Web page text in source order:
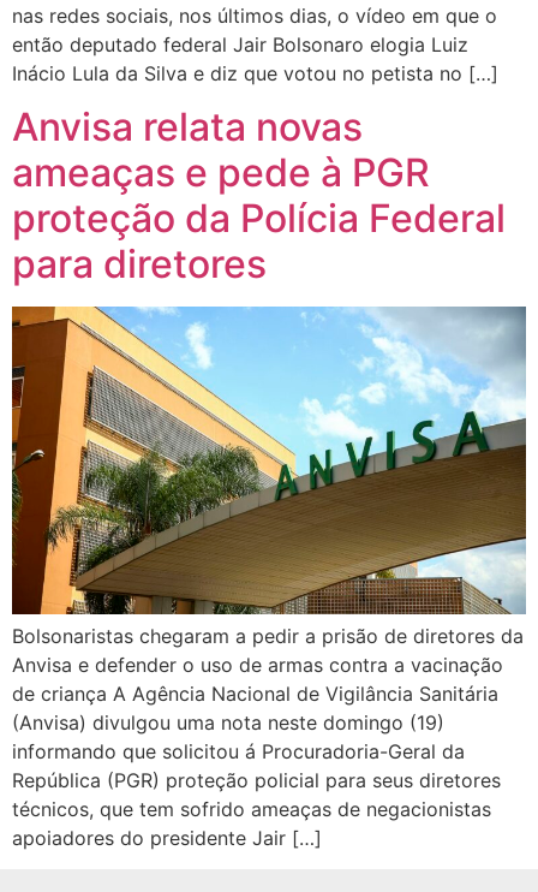
nas redes sociais, nos últimos dias, o vídeo em que o
então deputado federal Jair Bolsonaro elogia Luiz
Inácio Lula da Silva e diz que votou no petista no […]
Anvisa relata novas
ameaças e pede à PGR
proteção da Polícia Federal
para diretores
Bolsonaristas chegaram a pedir a prisão de diretores da
Anvisa e defender o uso de armas contra a vacinação
de criança A Agência Nacional de Vigilância Sanitária
(Anvisa) divulgou uma nota neste domingo (19)
informando que solicitou á Procuradoria-Geral da
República (PGR) proteção policial para seus diretores
técnicos, que tem sofrido ameaças de negacionistas
apoiadores do presidente Jair […]